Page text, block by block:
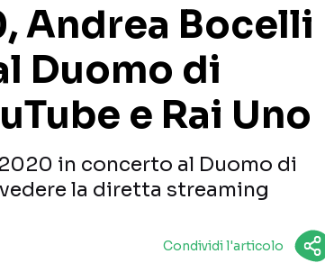
Andrea Bocelli
Duomo di
e Rai Uno
in concerto al Duomo di
la diretta streaming
Condividi l'articolo